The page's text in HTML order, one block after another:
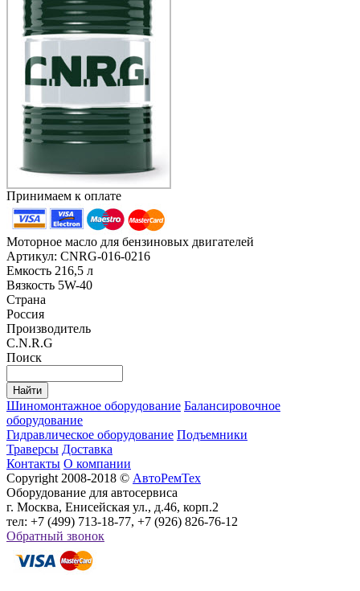
Принимаем к оплате
Моторное масло для бензиновых двигателей
Артикул: CNRG-016-0216
Емкость 216,5 л
Вязкость 5W-40
Страна
Россия
Производитель
C.N.R.G
Поиск
Шиномонтажное оборудование Балансировочное
оборудование
Гидравлическое оборудование Подъемники
Траверсы Доставка
Контакты О компании
Copyright 2008-2018 © АвтоРемТех
Оборудование для автосервиса
г. Москва, Енисейская ул., д.46, корп.2
тел: +7 (499) 713-18-77, +7 (926) 826-76-12
Обратный звонок